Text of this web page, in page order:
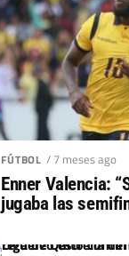
FÚTBOL / 7 meses ago
Enner Valencia:
jugaba las